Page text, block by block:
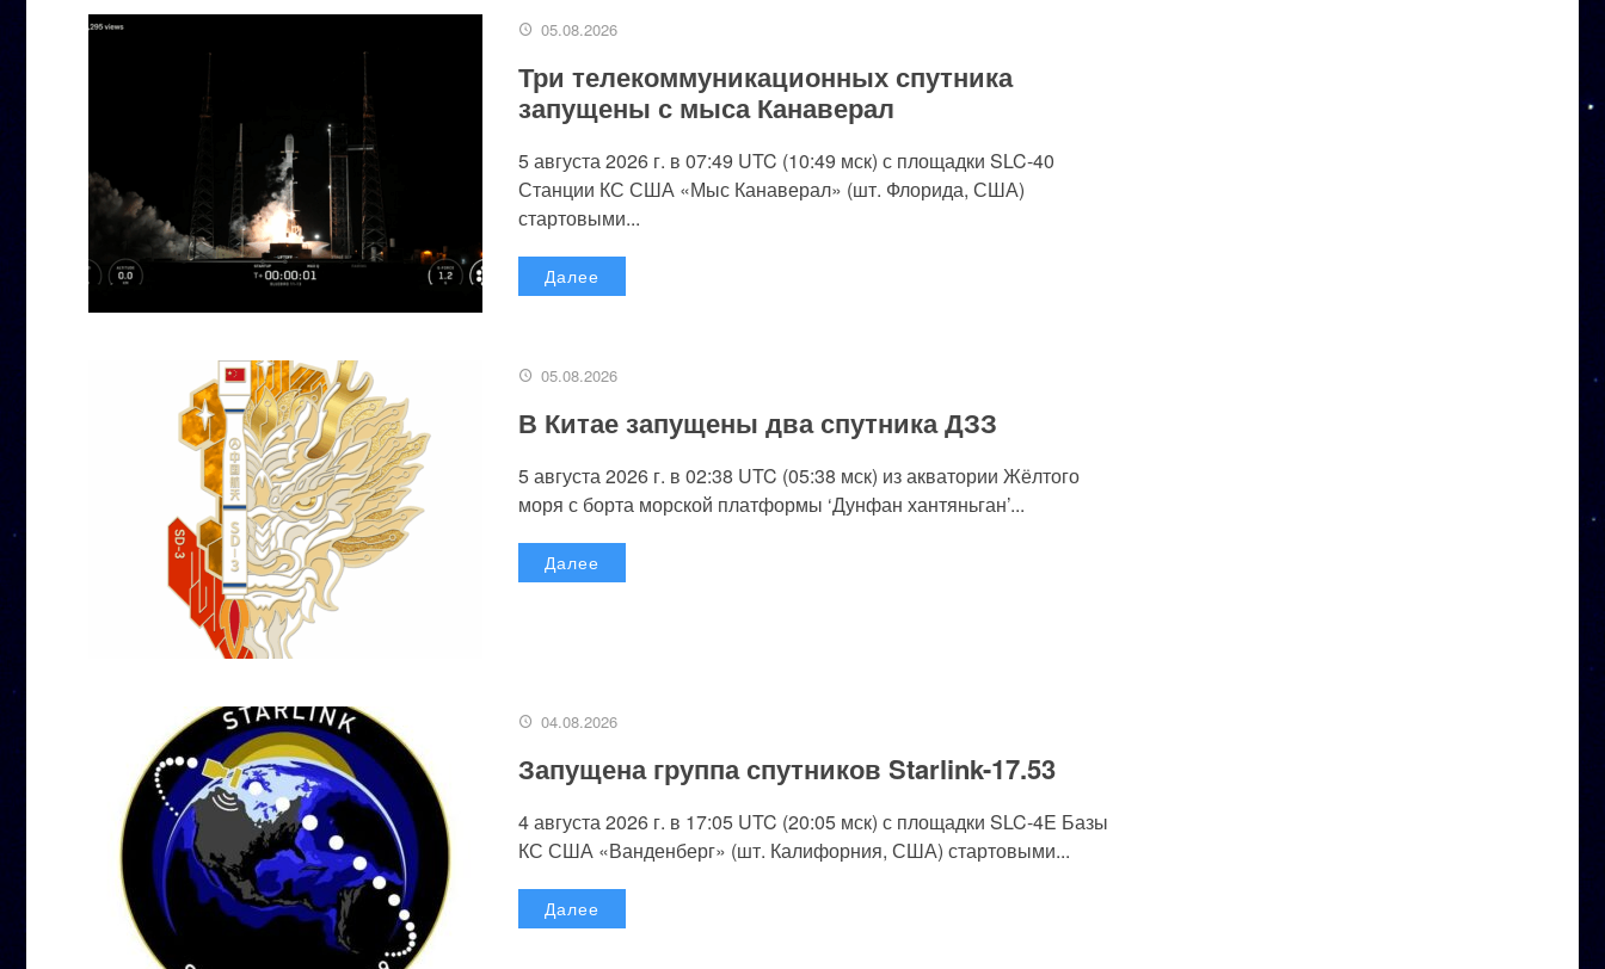
05.08.2026
Три телекоммуникационных спутника
запущены с мыса Канаверал
5 августа 2026 г. в 07:49 UTC (10:49 мск) с площадки SLC-40
Станции КС США «Мыс Канаверал» (шт. Флорида, США)
стартовыми...
Далее
05.08.2026
В Китае запущены два спутника ДЗЗ
5 августа 2026 г. в 02:38 UTC (05:38 мск) из акватории Жёлтого
моря с борта морской платформы ‘Дунфан хантяньган’...
Далее
04.08.2026
Запущена группа спутников Starlink-17.53
4 августа 2026 г. в 17:05 UTC (20:05 мск) с площадки SLC-4E Базы
КС США «Ванденберг» (шт. Калифорния, США) стартовыми...
Далее